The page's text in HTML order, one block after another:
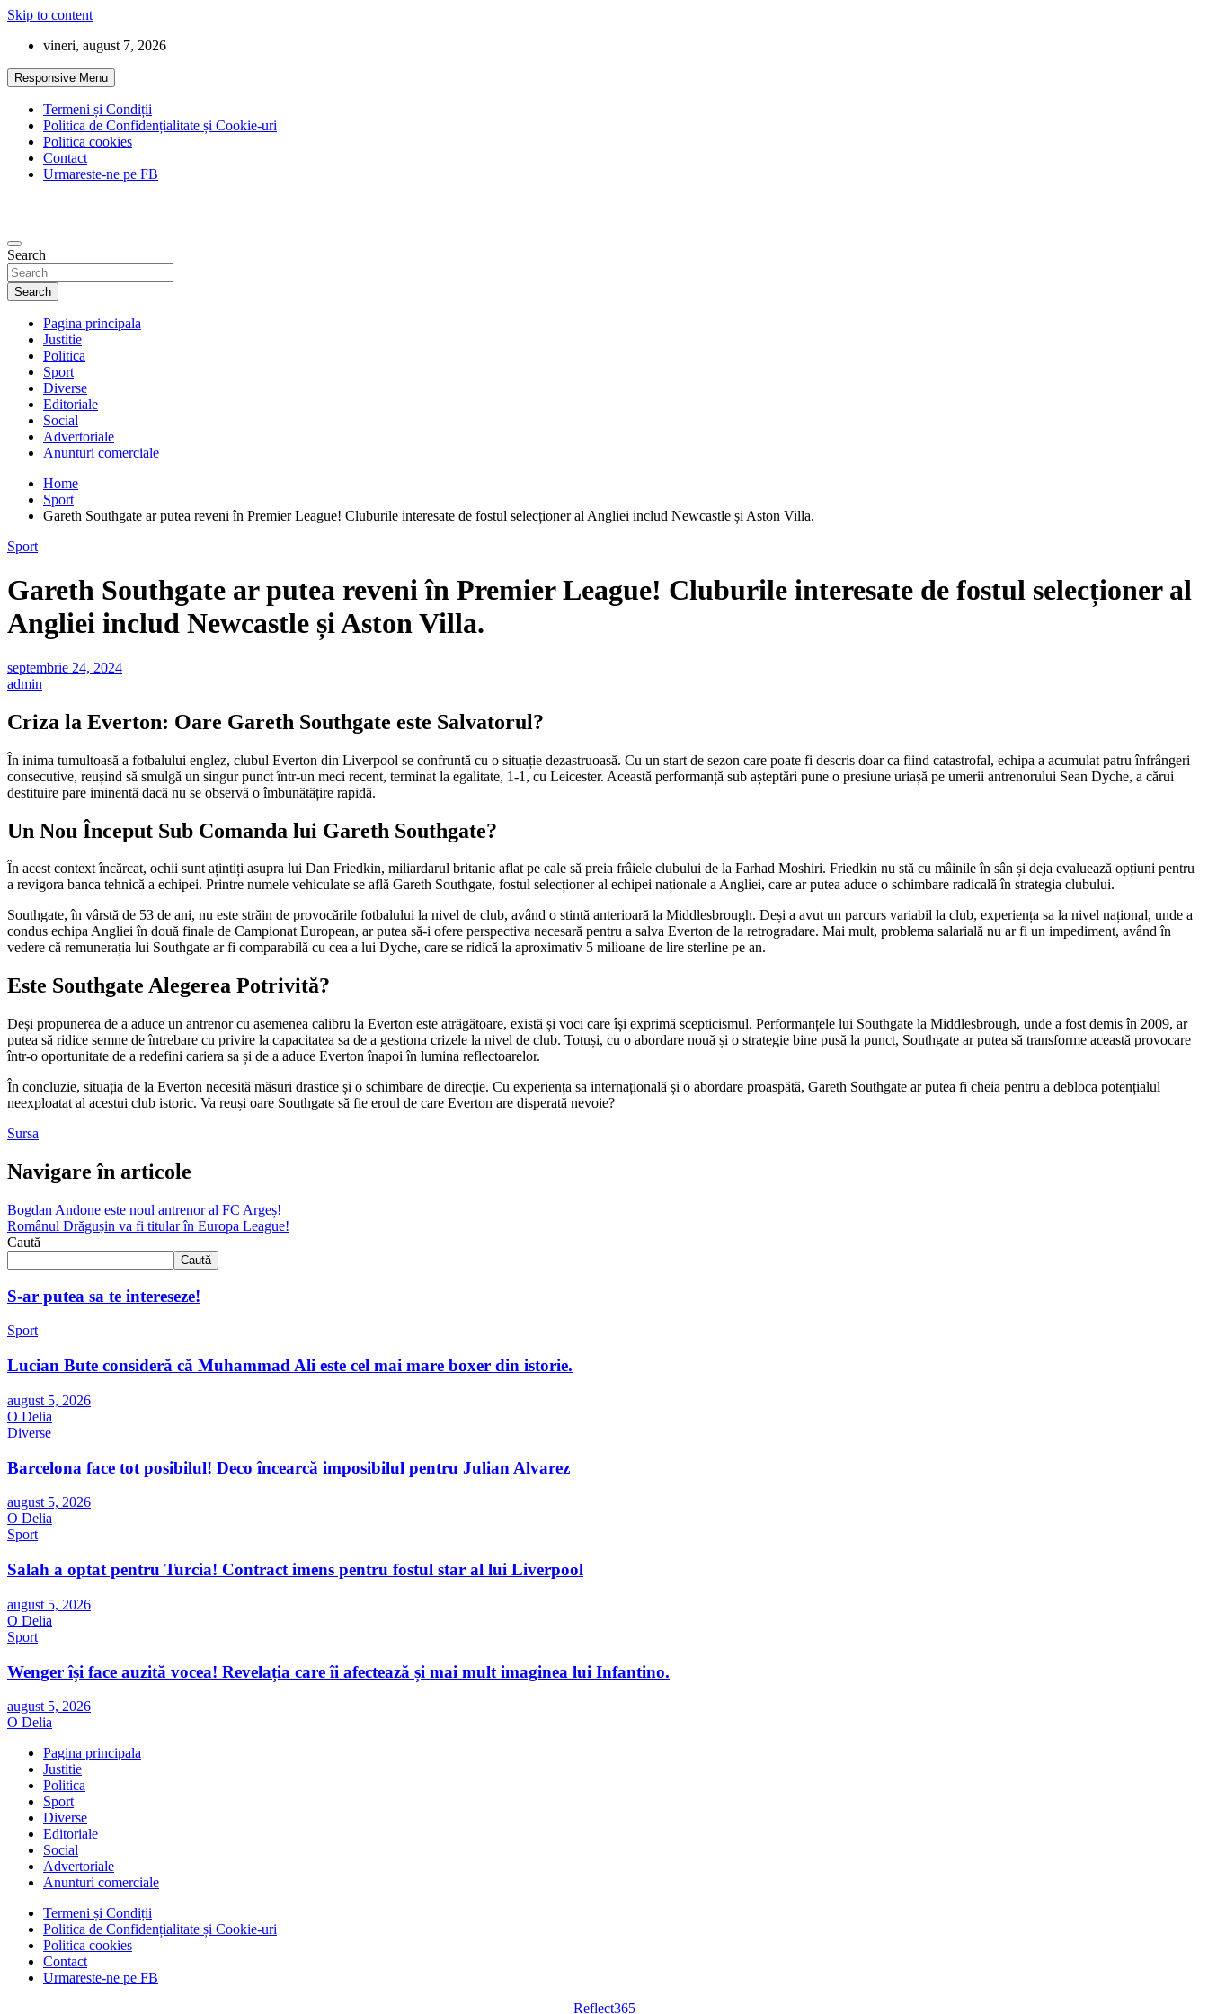
Skip to content
vineri, august 7, 2026
Responsive Menu
Termeni și Condiții
Politica de Confidențialitate și Cookie-uri
Politica cookies
Contact
Urmareste-ne pe FB
Search
Search
Pagina principala
Justitie
Politica
Sport
Diverse
Editoriale
Social
Advertoriale
Anunturi comerciale
Home
Sport
Gareth Southgate ar putea reveni în Premier League! Cluburile interesate de fostul selecționer al Angliei includ Newcastle și Aston Villa.
Sport
Gareth Southgate ar putea reveni în Premier League! Cluburile interesate de fostul selecționer al
Angliei includ Newcastle și Aston Villa.
septembrie 24, 2024
admin
Criza la Everton: Oare Gareth Southgate este Salvatorul?
În inima tumultoasă a fotbalului englez, clubul Everton din Liverpool se confruntă cu o situație dezastruoasă. Cu un start de sezon care poate fi descris doar ca fiind catastrofal, echipa a acumulat patru înfrângeri
consecutive, reușind să smulgă un singur punct într-un meci recent, terminat la egalitate, 1-1, cu Leicester. Această performanță sub așteptări pune o presiune uriașă pe umerii antrenorului Sean Dyche, a cărui
destituire pare iminentă dacă nu se observă o îmbunătățire rapidă.
Un Nou Început Sub Comanda lui Gareth Southgate?
În acest context încărcat, ochii sunt ațintiți asupra lui Dan Friedkin, miliardarul britanic aflat pe cale să preia frâiele clubului de la Farhad Moshiri. Friedkin nu stă cu mâinile în sân și deja evaluează opțiuni pentru
a revigora banca tehnică a echipei. Printre numele vehiculate se află Gareth Southgate, fostul selecționer al echipei naționale a Angliei, care ar putea aduce o schimbare radicală în strategia clubului.
Southgate, în vârstă de 53 de ani, nu este străin de provocările fotbalului la nivel de club, având o stintă anterioară la Middlesbrough. Deși a avut un parcurs variabil la club, experiența sa la nivel național, unde a
condus echipa Angliei în două finale de Campionat European, ar putea să-i ofere perspectiva necesară pentru a salva Everton de la retrogradare. Mai mult, problema salarială nu ar fi un impediment, având în
vedere că remunerația lui Southgate ar fi comparabilă cu cea a lui Dyche, care se ridică la aproximativ 5 milioane de lire sterline pe an.
Este Southgate Alegerea Potrivită?
Deși propunerea de a aduce un antrenor cu asemenea calibru la Everton este atrăgătoare, există și voci care își exprimă scepticismul. Performanțele lui Southgate la Middlesbrough, unde a fost demis în 2009, ar
putea să ridice semne de întrebare cu privire la capacitatea sa de a gestiona crizele la nivel de club. Totuși, cu o abordare nouă și o strategie bine pusă la punct, Southgate ar putea să transforme această provocare
într-o oportunitate de a redefini cariera sa și de a aduce Everton înapoi în lumina reflectoarelor.
În concluzie, situația de la Everton necesită măsuri drastice și o schimbare de direcție. Cu experiența sa internațională și o abordare proaspătă, Gareth Southgate ar putea fi cheia pentru a debloca potențialul
neexploatat al acestui club istoric. Va reuși oare Southgate să fie eroul de care Everton are disperată nevoie?
Sursa
Navigare în articole
Bogdan Andone este noul antrenor al FC Argeș!
Românul Drăgușin va fi titular în Europa League!
Caută
Caută
S-ar putea sa te intereseze!
Sport
Lucian Bute consideră că Muhammad Ali este cel mai mare boxer din istorie.
august 5, 2026
O Delia
Diverse
Barcelona face tot posibilul! Deco încearcă imposibilul pentru Julian Alvarez
august 5, 2026
O Delia
Sport
Salah a optat pentru Turcia! Contract imens pentru fostul star al lui Liverpool
august 5, 2026
O Delia
Sport
Wenger își face auzită vocea! Revelația care îi afectează și mai mult imaginea lui Infantino.
august 5, 2026
O Delia
Pagina principala
Justitie
Politica
Sport
Diverse
Editoriale
Social
Advertoriale
Anunturi comerciale
Termeni și Condiții
Politica de Confidențialitate și Cookie-uri
Politica cookies
Contact
Urmareste-ne pe FB
Reflect365